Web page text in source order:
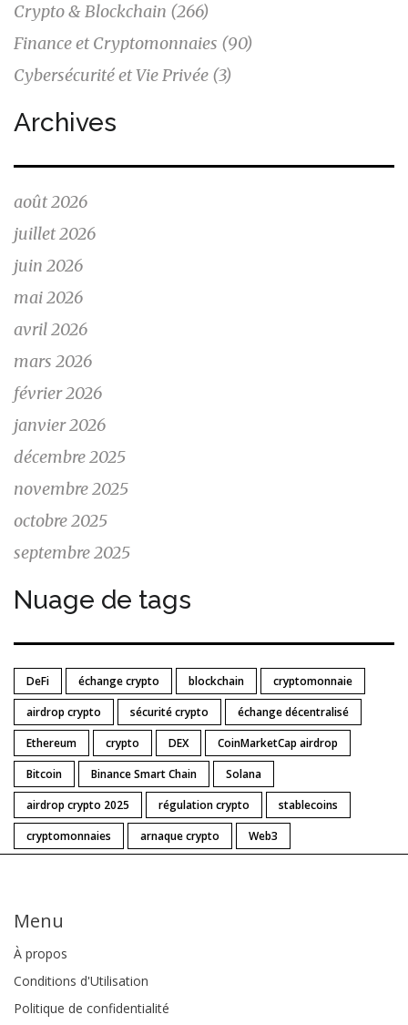
Crypto & Blockchain (266)
Finance et Cryptomonnaies (90)
Cybersécurité et Vie Privée (3)
Archives
août 2026
juillet 2026
juin 2026
mai 2026
avril 2026
mars 2026
février 2026
janvier 2026
décembre 2025
novembre 2025
octobre 2025
septembre 2025
Nuage de tags
DeFi échange crypto blockchain
cryptomonnaie
airdrop crypto
sécurité crypto
échange décentralisé
Ethereum
crypto DEX
CoinMarketCap airdrop
Bitcoin
Binance Smart Chain
Solana
airdrop crypto 2025
régulation crypto
stablecoins
cryptomonnaies
arnaque crypto Web3
Menu
À propos
Conditions d'Utilisation
Politique de confidentialité